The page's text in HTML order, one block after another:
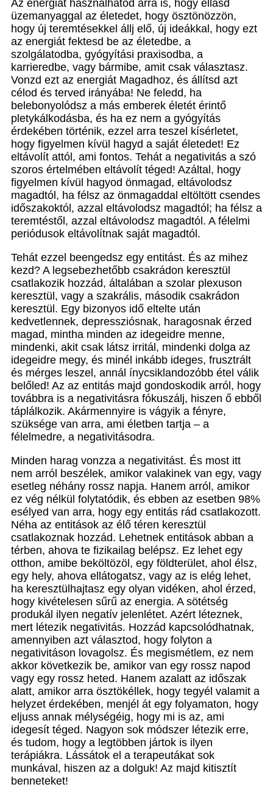
Az energiát használhatod arra is, hogy ellásd
üzemanyaggal az életedet, hogy ösztönözzön,
hogy új teremtésekkel állj elő, új ideákkal, hogy ezt
az energiát fektesd be az életedbe, a
szolgálatodba, gyógyítási praxisodba, a
karrieredbe, vagy bármibe, amit csak választasz.
Vonzd ezt az energiát Magadhoz, és állítsd azt
célod és terved irányába! Ne feledd, ha
belebonyolódsz a más emberek életét érintő
pletykálkodásba, és ha ez nem a gyógyítás
érdekében történik, ezzel arra teszel kísérletet,
hogy figyelmen kívül hagyd a saját életedet! Ez
eltávolít attól, ami fontos. Tehát a negativitás a szó
szoros értelmében eltávolít téged! Azáltal, hogy
figyelmen kívül hagyod önmagad, eltávolodsz
magadtól, ha félsz az önmagaddal eltöltött csendes
időszakoktól, azzal eltávolodsz magadtól; ha félsz a
teremtéstől, azzal eltávolodsz magadtól. A félelmi
periódusok eltávolítnak saját magadtól.
Tehát ezzel beengedsz egy entitást. És az mihez
kezd? A legsebezhetőbb csakrádon keresztül
csatlakozik hozzád, általában a szolar plexuson
keresztül, vagy a szakrális, második csakrádon
keresztül. Egy bizonyos idő eltelte után
kedvetlennek, depressziósnak, haragosnak érzed
magad, mintha minden az idegeidre menne,
mindenki, akit csak látsz irritál, mindenki dolga az
idegeidre megy, és minél inkább ideges, frusztrált
és mérges leszel, annál ínycsiklandozóbb étel válik
belőled! Az az entitás majd gondoskodik arról, hogy
továbbra is a negativitásra fókuszálj, hiszen ő ebből
táplálkozik. Akármennyire is vágyik a fényre,
szüksége van arra, ami életben tartja – a
félelmedre, a negativitásodra.
Minden harag vonzza a negativitást. És most itt
nem arról beszélek, amikor valakinek van egy, vagy
esetleg néhány rossz napja. Hanem arról, amikor
ez vég nélkül folytatódik, és ebben az esetben 98%
esélyed van arra, hogy egy entitás rád csatlakozott.
Néha az entitások az élő téren keresztül
csatlakoznak hozzád. Lehetnek entitások abban a
térben, ahova te fizikailag belépsz. Ez lehet egy
otthon, amibe beköltözöl, egy földterület, ahol élsz,
egy hely, ahova ellátogatsz, vagy az is elég lehet,
ha keresztülhajtasz egy olyan vidéken, ahol érzed,
hogy kivételesen sűrű az energia. A sötétség
produkál ilyen negatív jelenlétet. Azért léteznek,
mert létezik negativitás. Hozzád kapcsolódhatnak,
amennyiben azt választod, hogy folyton a
negativitáson lovagolsz. És megismétlem, ez nem
akkor következik be, amikor van egy rossz napod
vagy egy rossz heted. Hanem azalatt az időszak
alatt, amikor arra ösztökéllek, hogy tegyél valamit a
helyzet érdekében, menjél át egy folyamaton, hogy
eljuss annak mélységéig, hogy mi is az, ami
idegesít téged. Nagyon sok módszer létezik erre,
és tudom, hogy a legtöbben jártok is ilyen
terápiákra. Lássátok el a terapeutákat sok
munkával, hiszen az a dolguk! Az majd kitisztít
benneteket!